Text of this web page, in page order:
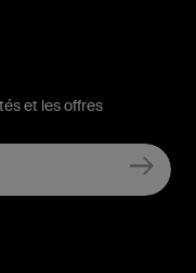
et les offres
Youtube
TikTok